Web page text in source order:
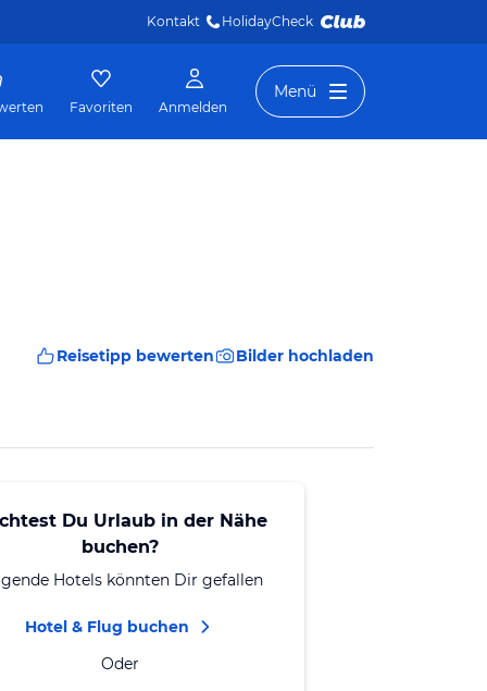
Kontakt HolidayCheck
Favoriten Anmelden
Menü
Reisetipp bewerten Bilder hochladen
Du Urlaub in der Nähe
buchen?
Hotels könnten Dir gefallen
Hotel & Flug buchen
Oder